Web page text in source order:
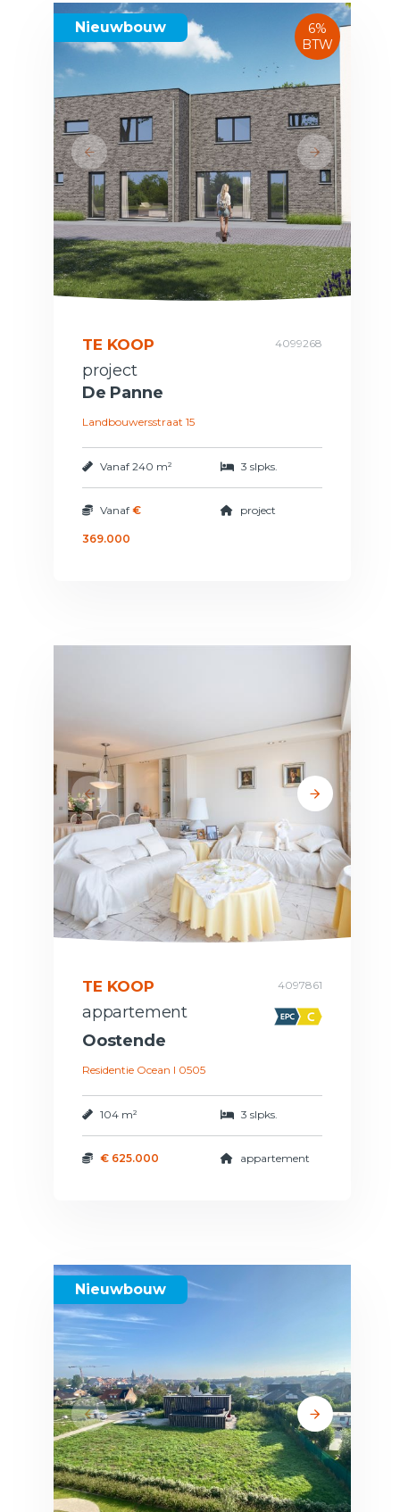
Nieuwbouw
6%
BTW
TE KOOP 4099268
project
De Panne
Landbouwersstraat 15
Vanaf 240 m² 3 slpks.
Vanaf €
369.000
project
TE KOOP 4097861
appartement
Oostende
Residentie Ocean I 0505
104 m² 3 slpks.
€ 625.000 appartement
Nieuwbouw